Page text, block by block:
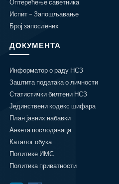
Оптерећење саветника
Испит - Запошљавање
Број запослених
ДОКУМЕНТА
Информатор о раду НСЗ
Заштита података о личности
Статистички билтени НСЗ
Јединствени кодекс шифара
План јавних набавки
Анкета послодаваца
Каталог обука
Политике ИМС
Политика приватности